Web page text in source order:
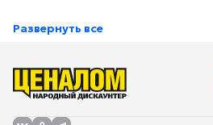
(PPI)
Частота обновления
экрана
Связь
Развернуть все